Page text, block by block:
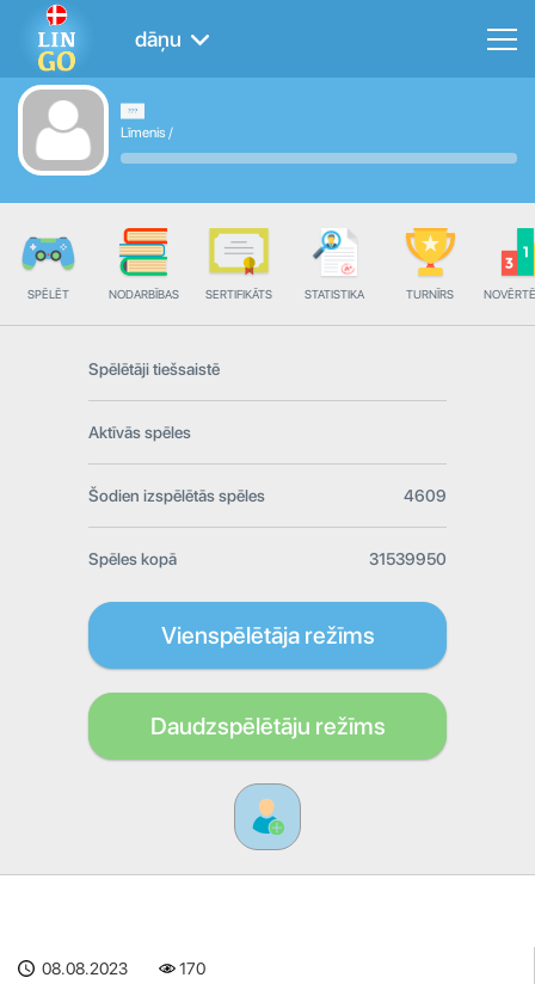
dāņu
Līmenis /
SPĒLĒT NODARBĪBAS SERTIFIKĀTS STATISTIKA TURNĪRS
Spēlētāji tiešsaistē
Aktīvās spēles
Šodien izspēlētās spēles 4609
Spēles kopā 31539950
Vienspēlētāja režīms
Daudzspēlētāju režīms
08.08.2023 170